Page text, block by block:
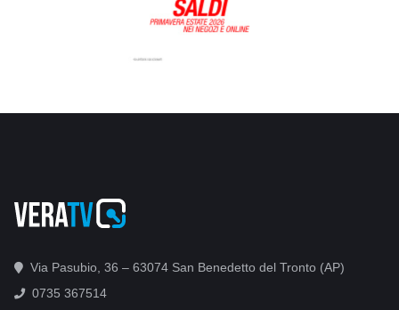
Via Pasubio, 36 – 63074 San Benedetto del Tronto (AP)
0735 367514